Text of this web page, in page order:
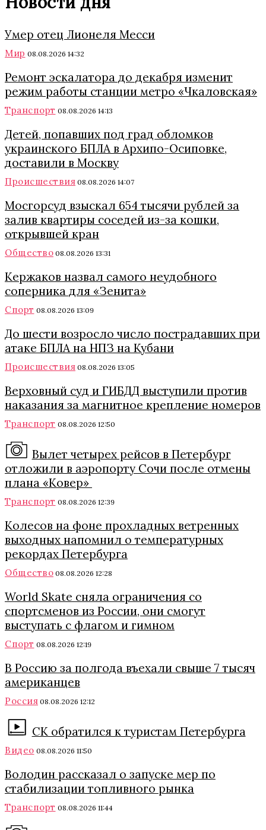
Умер отец Лионеля Месси
Мир 08.08.2026 14:32
Ремонт эскалатора до декабря изменит
режим работы станции метро «Чкаловская»
Транспорт 08.08.2026 14:13
Детей, попавших под град обломков
украинского БПЛА в Архипо-Осиповке,
доставили в Москву
Происшествия 08.08.2026 14:07
Мосгорсуд взыскал 654 тысячи рублей за
залив квартиры соседей из-за кошки,
открывшей кран
Общество 08.08.2026 13:31
Кержаков назвал самого неудобного
соперника для «Зенита»
Спорт 08.08.2026 13:09
До шести возросло число пострадавших при
атаке БПЛА на НПЗ на Кубани
Происшествия 08.08.2026 13:05
Верховный суд и ГИБДД выступили против
наказания за магнитное крепление номеров
Транспорт 08.08.2026 12:50
Вылет четырех рейсов в Петербург
отложили в аэропорту Сочи после отмены
плана «Ковер»
Транспорт 08.08.2026 12:39
Колесов на фоне прохладных ветренных
выходных напомнил о температурных
рекордах Петербурга
Общество 08.08.2026 12:28
World Skate сняла ограничения со
спортсменов из России, они смогут
выступать с флагом и гимном
Спорт 08.08.2026 12:19
В Россию за полгода въехали свыше 7 тысяч
американцев
Россия 08.08.2026 12:12
СК обратился к туристам Петербурга
Видео 08.08.2026 11:50
Володин рассказал о запуске мер по
стабилизации топливного рынка
Транспорт 08.08.2026 11:44